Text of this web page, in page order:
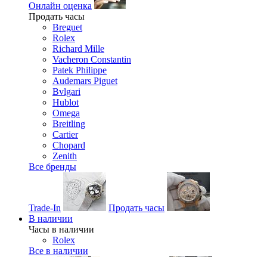
Онлайн оценка
Продать часы
Breguet
Rolex
Richard Mille
Vacheron Constantin
Patek Philippe
Audemars Piguet
Bvlgari
Hublot
Omega
Breitling
Cartier
Chopard
Zenith
Все бренды
Trade-In
Продать часы
В наличии
Часы в наличии
Rolex
Все в наличии